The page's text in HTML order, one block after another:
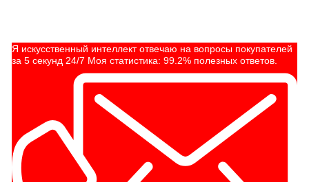
Я искусственный интеллект отвечаю на вопросы покупателей
за 5 секунд 24/7 Моя статистика: 99.2% полезных ответов.